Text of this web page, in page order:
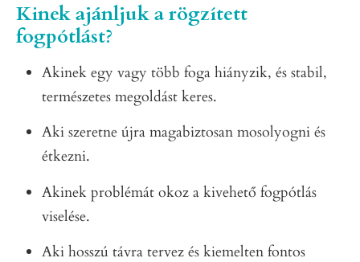
Kinek ajánljuk a rögzített
fogpótlást?
Akinek egy vagy több foga hiányzik, és stabil,
természetes megoldást keres.
Aki szeretne újra magabiztosan mosolyogni és
étkezni.
Akinek problémát okoz a kivehető fogpótlás
viselése.
Aki hosszú távra tervez és kiemelten fontos